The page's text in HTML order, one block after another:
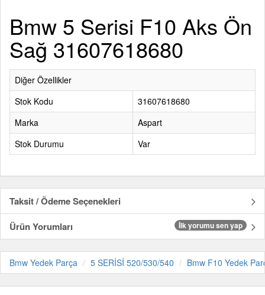
Bmw 5 Serisi F10 Aks Ön
Sağ 31607618680
Diğer Özellikler
Stok Kodu
31607618680
Marka
Aspart
Stok Durumu
Var
Taksit / Ödeme Seçenekleri
Ürün Yorumları
İlk yorumu sen yap
Bmw Yedek Parça 5 SERİSİ 520/530/540 Bmw F10 Yedek